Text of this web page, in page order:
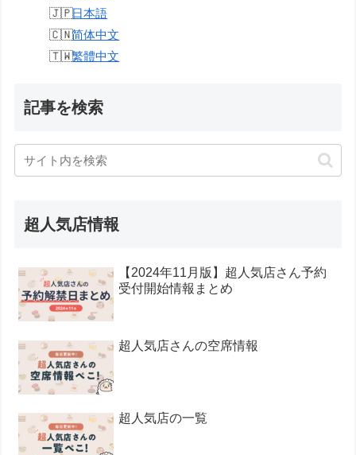
日本語
简体中文
繁體中文
記事を検索
超人気店情報
【2024年11月版】超人気店さん予約
受付開始情報まとめ
超人気店さんの空席情報
超人気店の一覧